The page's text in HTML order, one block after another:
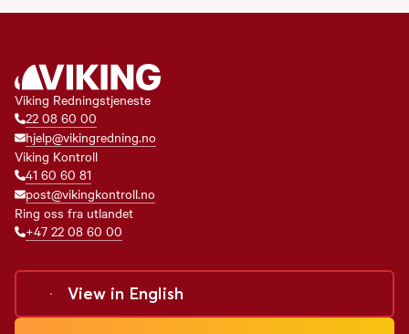
Viking Redningstjeneste
22 08 60 00
hjelp@vikingredning.no
Viking Kontroll
41 60 60 81
post@vikingkontroll.no
Ring oss fra utlandet
+47 22 08 60 00
View in English